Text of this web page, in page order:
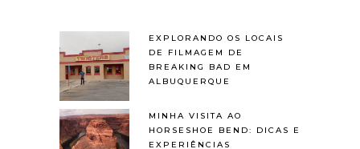
EXPLORANDO OS LOCAIS
DE FILMAGEM DE
BREAKING BAD EM
ALBUQUERQUE
MINHA VISITA AO
HORSESHOE BEND: DICAS E
EXPERIÊNCIAS